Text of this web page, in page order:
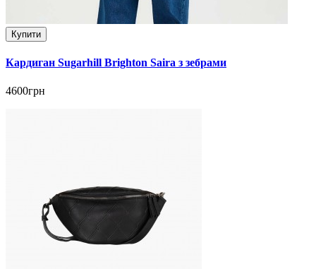
Купити
Кардиган Sugarhill Brighton Saira з зебрами
4600грн